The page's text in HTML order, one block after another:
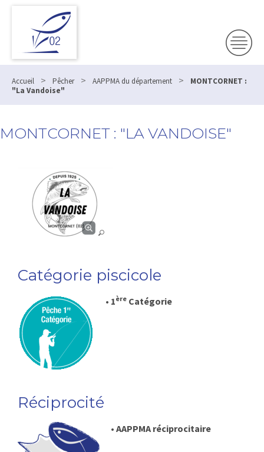
Accueil > Pêcher > AAPPMA du département >
MONTCORNET :
"La Vandoise"
MONTCORNET : "LA VANDOISE"
Catégorie piscicole
• 1ère Catégorie
Réciprocité
• AAPPMA réciprocitaire